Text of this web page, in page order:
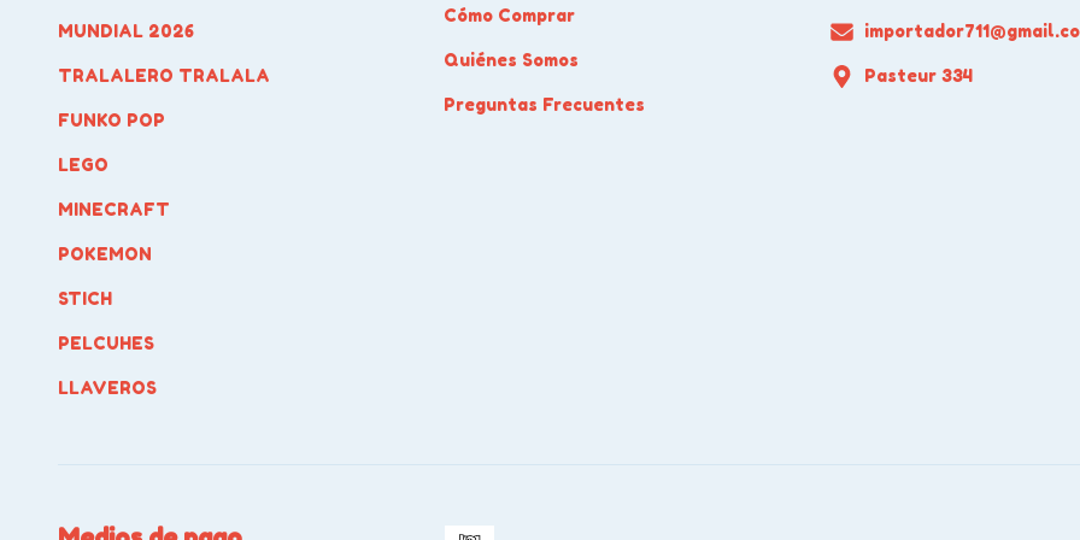
MUNDIAL 2026
TRALALERO TRALALA
FUNKO POP
LEGO
MINECRAFT
POKEMON
STICH
PELCUHES
LLAVEROS
Cómo Comprar
Quiénes Somos
Preguntas Frecuentes
Pasteur 334